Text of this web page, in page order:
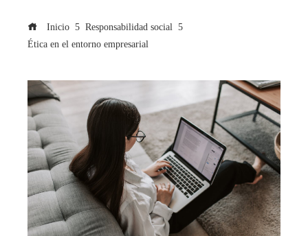
Inicio
Responsabilidad social
Ética en el entorno empresarial